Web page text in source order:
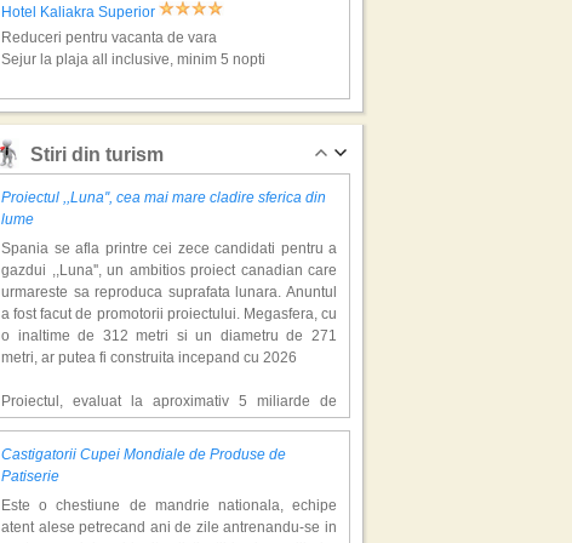
Hotel Kaliakra Superior
Reduceri pentru vacanta de vara
Sejur la plaja all inclusive, minim 5 nopti
Nisipurile de Aur, super vacante
Hotel Dolce Vita
Sejur la plaja all inclusive, minim 5 nopti
Nisipurile de Aur, super vacante
Stiri din turism
Proiectul ,,Luna'', cea mai mare cladire sferica din
lume
Spania se afla printre cei zece candidati pentru a
gazdui ,,Luna'', un ambitios proiect canadian care
urmareste sa reproduca suprafata lunara. Anuntul
a fost facut de promotorii proiectului. Megasfera, cu
o inaltime de 312 metri si un diametru de 271
metri, ar putea fi construita incepand cu 2026
Proiectul, evaluat la aproximativ 5 miliarde de
dolari, include un complex de 200 de hectare, cu
hoteluri, facilitati de recreere si zone rezidentiale.
Conceptul depaseste ideea unui simplu hotel
milioane de turisti anual. �Luna� ar putea deveni
o atractie de top, 2,5 milioane de vizitatori fiind
Castigatorii Cupei Mondiale de Produse de
Patiserie
Este o chestiune de mandrie nationala, echipe
atent alese petrecand ani de zile antrenandu-se in